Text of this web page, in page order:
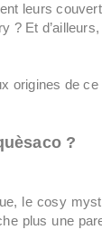
leurs
? Et
origines de
?
le cosy
plus une